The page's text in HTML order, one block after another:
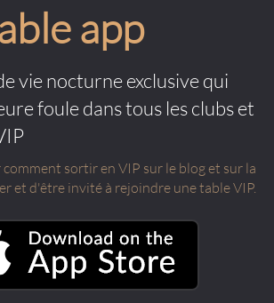
app
vie nocturne exclusive qui
foule dans tous les clubs et
sortir en VIP sur le blog et sur la
et d'être invité à rejoindre une table VIP.